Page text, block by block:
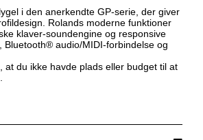
i den anerkendte GP-serie, der giver
Rolands moderne funktioner
klaver-soundengine og responsive
audio/MIDI-forbindelse og
du ikke havde plads eller budget til at